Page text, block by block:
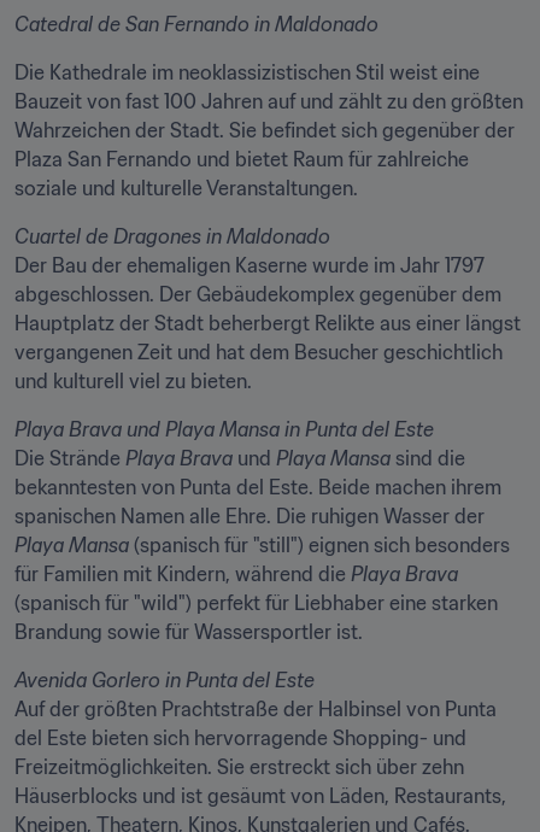
Catedral de San Fernando in Maldonado
Die Kathedrale im neoklassizistischen Stil weist eine
Bauzeit von fast 100 Jahren auf und zählt zu den größten
Wahrzeichen der Stadt. Sie befindet sich gegenüber der
Plaza San Fernando und bietet Raum für zahlreiche
soziale und kulturelle Veranstaltungen.
Cuartel de Dragones in Maldonado
Der Bau der ehemaligen Kaserne wurde im Jahr 1797
abgeschlossen. Der Gebäudekomplex gegenüber dem
Hauptplatz der Stadt beherbergt Relikte aus einer längst
vergangenen Zeit und hat dem Besucher geschichtlich
und kulturell viel zu bieten.
Playa Brava und Playa Mansa in Punta del Este
Die Strände Playa Brava und Playa Mansa sind die
bekanntesten von Punta del Este. Beide machen ihrem
Playa Mansa (spanisch für "still") eignen sich besonders
für Familien mit Kindern, während die Playa Brava
(spanisch für "wild") perfekt für Liebhaber eine starken
Brandung sowie für Wassersportler ist.
Avenida Gorlero in Punta del Este
Auf der größten Prachtstraße der Halbinsel von Punta
del Este bieten sich hervorragende Shopping- und
Freizeitmöglichkeiten. Sie erstreckt sich über zehn
Häuserblocks und ist gesäumt von Läden, Restaurants,
Kneipen, Theatern, Kinos, Kunstgalerien und Cafés.